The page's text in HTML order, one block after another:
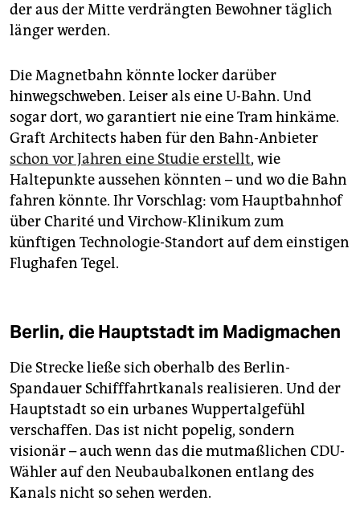
der aus der Mitte verdrängten Bewohner täglich
länger werden.
Die Magnetbahn könnte locker darüber
hinwegschweben. Leiser als eine U-Bahn. Und
sogar dort, wo garantiert nie eine Tram hinkäme.
Graft Architects haben für den Bahn-Anbieter
schon vor Jahren eine Studie erstellt, wie
Haltepunkte aussehen könnten – und wo die Bahn
fahren könnte. Ihr Vorschlag: vom Hauptbahnhof
über Charité und Virchow-Klinikum zum
künftigen Technologie-Standort auf dem einstigen
Flughafen Tegel.
Berlin, die Hauptstadt im Madigmachen
Die Strecke ließe sich oberhalb des Berlin-
Spandauer Schifffahrtkanals realisieren. Und der
Hauptstadt so ein urbanes Wuppertalgefühl
verschaffen. Das ist nicht popelig, sondern
visionär – auch wenn das die mutmaßlichen CDU-
Wähler auf den Neubaubalkonen entlang des
Kanals nicht so sehen werden.